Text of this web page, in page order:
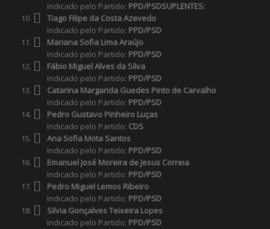
Indicado pelo Partido: PPD/PSDSUPLENTES:
Tiago Filipe da Costa Azevedo
Indicado pelo Partido: PPD/PSD
Mariana Sofia Lima Araújo
Indicado pelo Partido: PPD/PSD
Fábio Miguel Alves da Silva
Indicado pelo Partido: PPD/PSD
Catarina Margarida Guedes Pinto de Carvalho
Indicado pelo Partido: PPD/PSD
Pedro Gustavo Pinheiro Luças
Indicado pelo Partido: CDS
Ana Sofia Mota Santos
Indicado pelo Partido: PPD/PSD
Emanuel José Moreira de Jesus Correia
Indicado pelo Partido: PPD/PSD
Pedro Miguel Lemos Ribeiro
Indicado pelo Partido: PPD/PSD
Silvia Gonçalves Teixeira Lopes
Indicado pelo Partido: PPD/PSD